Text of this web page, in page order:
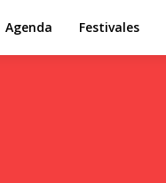
Agenda Festivales